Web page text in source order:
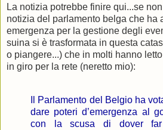
La notizia potrebbe finire qui...se
notizia del parlamento belga che ha
emergenza per la gestione degli
suina si è trasformata in questa
o piangere...) che in molti hanno
in giro per la rete (neretto mio):
Il Parlamento del Belgio ha
dare poteri d’emergenza al
con la scusa di dover